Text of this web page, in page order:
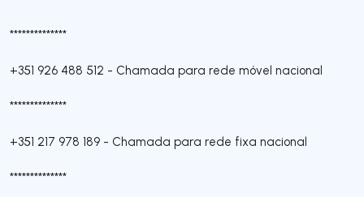
**************
+351 926 488 512 - Chamada para rede móvel nacional
**************
+351 217 978 189 - Chamada para rede fixa nacional
**************